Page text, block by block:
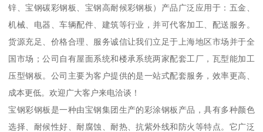
锌、宝钢碳彩钢板、宝钢高耐候彩钢板）产品广泛应用于：五金、
机械、电器、车辆配件、建筑等行业，并可代客加工、配送服务。
货源充足、价格合理、服务诚信让我们立足于上海地区市场并于全
国市场；公司自有屋面系统和楼承系统两家配套工厂，瓦型能加工
压型钢板。公司主要为客户提供的是一站式配套服务，效率更高、
成本更低。欢迎广大客户来电洽谈！
宝钢彩钢板是一种由宝钢集团生产的彩涂钢板产品，具有多种颜色
选择、耐候性好、耐腐蚀、耐热、抗紫外线和防火等特点。它广泛